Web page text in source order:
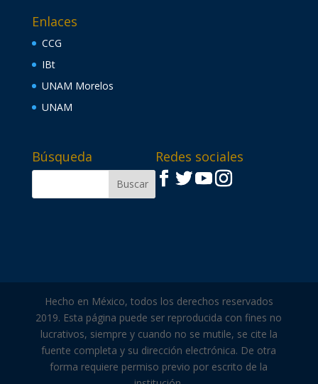
Enlaces
CCG
IBt
UNAM Morelos
UNAM
Búsqueda Redes sociales
Hecho en México, todos los derechos reservados
2019. Esta página puede ser reproducida con fines no
lucrativos, siempre y cuando no se mutile, se cite la
fuente completa y su dirección electrónica. De otra
forma requiere permiso previo por escrito de la